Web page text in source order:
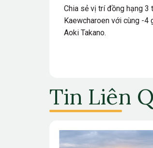
Chia sẻ vị trí đồng hạng 3
Kaewcharoen với cùng -
Aoki Takano.
Tin Liên